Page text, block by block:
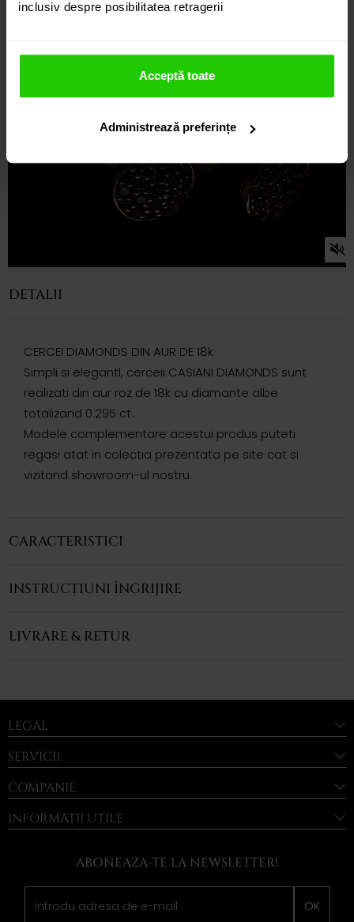
inclusiv despre posibilitatea retragerii
Acceptă toate
Administrează preferințe
DETALII
CERCEI DIAMONDS DIN AUR DE 18k
Simpli si elegantI, cerceii CASIANI DIAMONDS sunt
realizati din aur roz de 18k cu diamante albe
totalizand 0.295 ct..
Modele complementare acestui produs puteti
regasi atat in colectia prezentata pe site cat si
vizitand showroom-ul nostru.
CARACTERISTICI
INSTRUCȚIUNI ÎNGRIJIRE
LIVRARE & RETUR
LEGAL
SERVICII
COMPANIE
INFORMAȚII UTILE
ABONEAZA-TE LA NEWSLETTER!
OK